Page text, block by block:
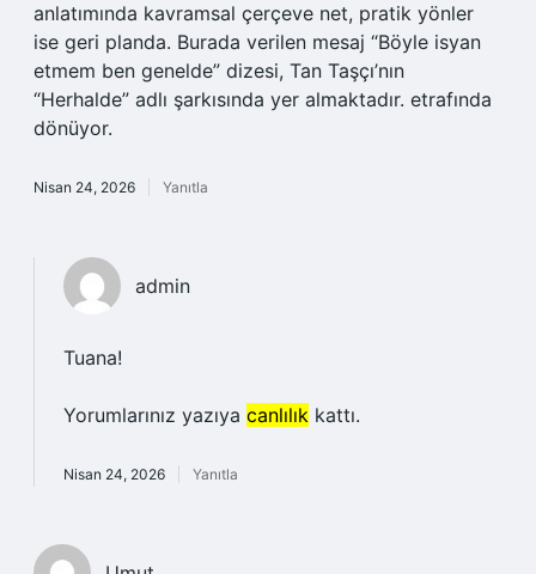
anlatımında kavramsal çerçeve net, pratik yönler
ise geri planda. Burada verilen mesaj “Böyle isyan
etmem ben genelde” dizesi, Tan Taşçı’nın
“Herhalde” adlı şarkısında yer almaktadır. etrafında
dönüyor.
Nisan 24, 2026 Yanıtla
admin
Tuana!
Yorumlarınız yazıya canlılık kattı.
Nisan 24, 2026 Yanıtla